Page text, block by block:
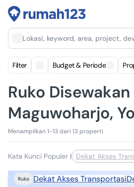
Lokasi, keyword, area, project,
Filter Budget & Periode
Ruko
Maguwoharjo,
Menampilkan 1-13 dari 13 properti
Kata Kunci Populer | Dekat Akses
Ruko Dekat Akses Transportasi